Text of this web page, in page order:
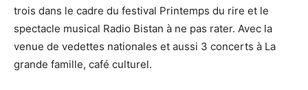
trois dans le cadre du festival Printemps du rire et le
spectacle musical Radio Bistan à ne pas rater. Avec la
venue de vedettes nationales et aussi 3 concerts à La
grande famille, café culturel.